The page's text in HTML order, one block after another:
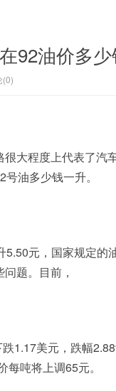
92油价多
(0)
大程度上代表了汽
油多少钱一升。
元，国家规定的
题。目前，
1.17美元，跌幅
吨将上调65元。